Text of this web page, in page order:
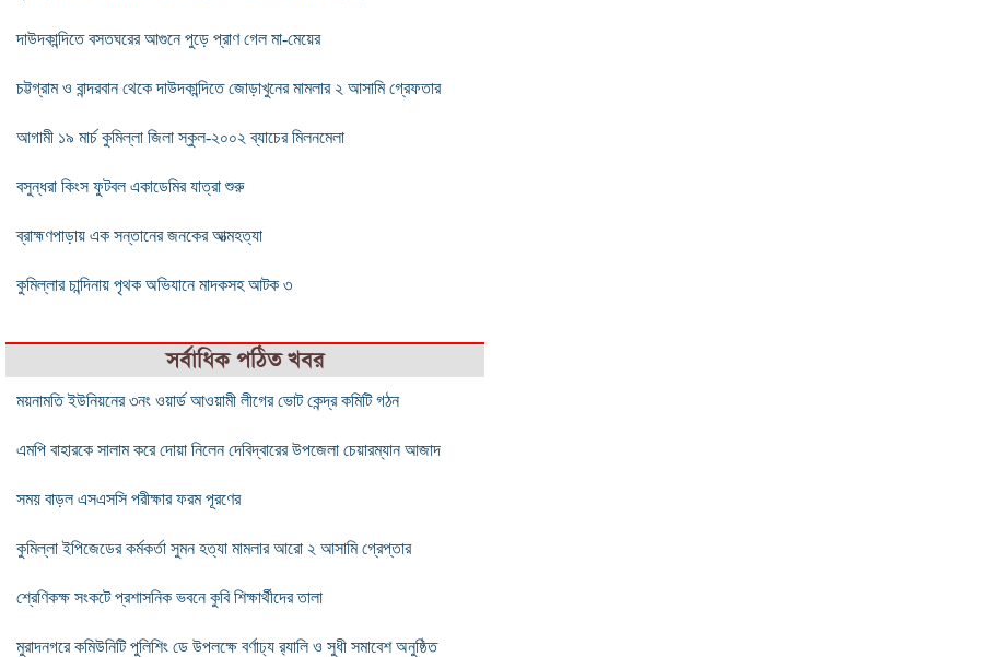
দাউদকান্দিতে বসতঘরের আগুনে পুড়ে প্রাণ গেল মা-মেয়ের
চট্টগ্রাম ও বান্দরবান থেকে দাউদকান্দিতে জোড়াখুনের মামলার ২ আসামি গ্রেফতার
আগামী ১৯ মার্চ কুমিল্লা জিলা স্কুল-২০০২ ব্যাচের মিলনমেলা
বসুন্ধরা কিংস ফুটবল একাডেমির যাত্রা শুরু
ব্রাহ্মণপাড়ায় এক সন্তানের জনকের আত্মহত্যা
কুমিল্লার চান্দিনায় পৃথক অভিযানে মাদকসহ আটক ৩
সর্বাধিক পঠিত খবর
ময়নামতি ইউনিয়নের ৩নং ওয়ার্ড আওয়ামী লীগের ভোট কেন্দ্র কমিটি গঠন
এমপি বাহারকে সালাম করে দোয়া নিলেন দেবিদ্বারের উপজেলা চেয়ারম্যান আজাদ
সময় বাড়ল এসএসসি পরীক্ষার ফরম পূরণের
কুমিল্লা ইপিজেডের কর্মকর্তা সুমন হত্যা মামলার আরো ২ আসামি গ্রেপ্তার
শ্রেণিকক্ষ সংকটে প্রশাসনিক ভবনে কুবি শিক্ষার্থীদের তালা
মুরাদনগরে কমিউনিটি পুলিশিং ডে উপলক্ষে বর্ণাঢ্য র‌্যালি ও সুধী সমাবেশ অনুষ্ঠিত